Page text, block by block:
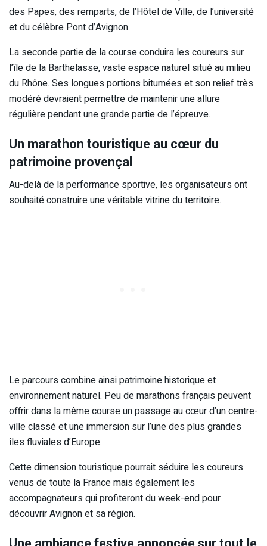
des Papes, des remparts, de l’Hôtel de Ville, de l’université
et du célèbre Pont d’Avignon.
La seconde partie de la course conduira les coureurs sur
l’île de la Barthelasse, vaste espace naturel situé au milieu
du Rhône. Ses longues portions bitumées et son relief très
modéré devraient permettre de maintenir une allure
régulière pendant une grande partie de l’épreuve.
Un marathon touristique au cœur du
patrimoine provençal
Au-delà de la performance sportive, les organisateurs ont
souhaité construire une véritable vitrine du territoire.
Le parcours combine ainsi patrimoine historique et
environnement naturel. Peu de marathons français peuvent
offrir dans la même course un passage au cœur d’un centre-
ville classé et une immersion sur l’une des plus grandes
îles fluviales d’Europe.
Cette dimension touristique pourrait séduire les coureurs
venus de toute la France mais également les
accompagnateurs qui profiteront du week-end pour
découvrir Avignon et sa région.